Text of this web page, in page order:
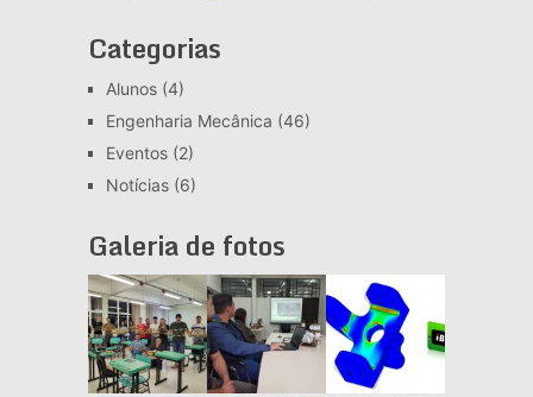
Categorias
Alunos(4)
Engenharia Mecânica (46)
Eventos(2)
Notícias(6)
Galeria de fotos